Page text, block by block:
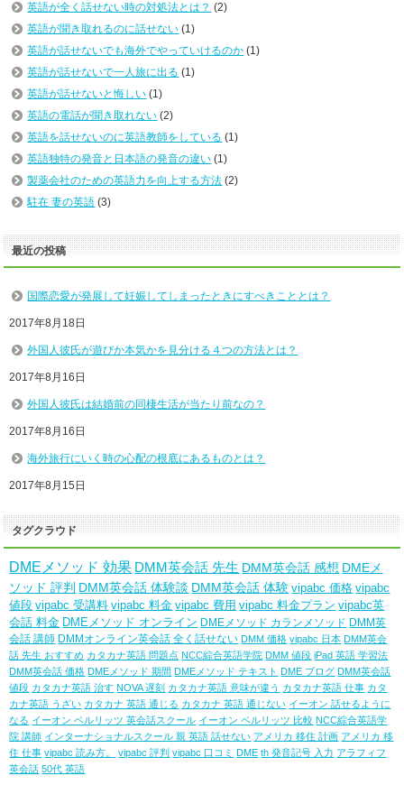
英語が全く話せない時の対処法とは？ (2)
英語が聞き取れるのに話せない (1)
英語が話せないでも海外でやっていけるのか (1)
英語が話せないで一人旅に出る (1)
英語が話せないと悔しい (1)
英語の電話が聞き取れない (2)
英語を話せないのに英語教師をしている (1)
英語独特の発音と日本語の発音の違い (1)
製薬会社のための英語力を向上する方法 (2)
駐在 妻の英語 (3)
最近の投稿
国際恋愛が発展して妊娠してしまったときにすべきこととは？
2017年8月18日
外国人彼氏が遊びか本気かを見分ける４つの方法とは？
2017年8月16日
外国人彼氏は結婚前の同棲生活が当たり前なの？
2017年8月16日
海外旅行にいく時の心配の根底にあるものとは？
2017年8月15日
タグクラウド
DMEメソッド 効果 DMM英会話 先生 DMM英会話 感想 DMEメ
ソッド 評判 DMM英会話 体験談 DMM英会話 体験 vipabc 価格 vipabc
値段 vipabc 受講料 vipabc 料金 vipabc 費用 vipabc 料金プラン vipabc英
会話 料金 DMEメソッド オンライン DMEメソッド カランメソッド DMM英
会話 講師 DMMオンライン英会話 全く話せない DMM 価格 vipabc 日本 DMM英会
話 先生 おすすめ カタカナ英語 問題点 NCC綜合英語学院 DMM 値段 iPad 英語 学習法
DMM英会話 価格 DMEメソッド 期間 DMEメソッド テキスト DME ブログ DMM英会話
値段 カタカナ英語 治す NOVA 遅刻 カタカナ英語 意味が違う カタカナ英語 仕事 カタ
カナ英語 うざい カタカナ 英語 通じる カタカナ 英語 通じない イーオン 話せるように
なる イーオン ベルリッツ 英会話スクール イーオン ベルリッツ 比較 NCC綜合英語学
院 講師 インターナショナルスクール 親 英語 話せない アメリカ 移住 計画 アメリカ 移
住 仕事 vipabc 読み方。 vipabc 評判 vipabc 口コミ DME th 発音記号 入力 アラフィフ
英会話 50代 英語